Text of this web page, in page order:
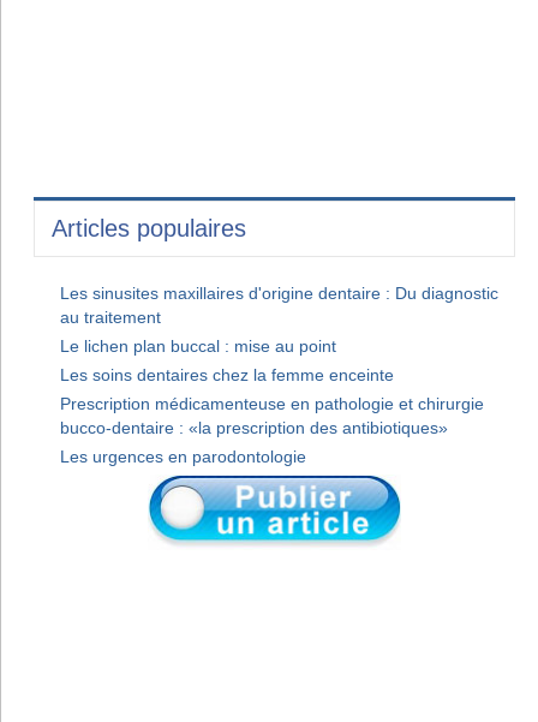
Articles populaires
Les sinusites maxillaires d'origine dentaire : Du diagnostic
au traitement
Le lichen plan buccal : mise au point
Les soins dentaires chez la femme enceinte
Prescription médicamenteuse en pathologie et chirurgie
bucco-dentaire : «la prescription des antibiotiques»
Les urgences en parodontologie